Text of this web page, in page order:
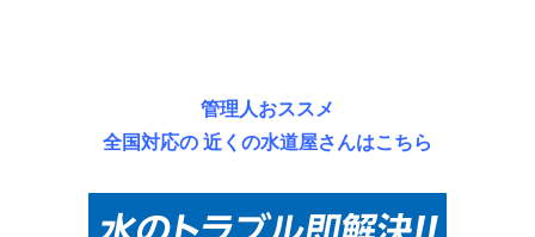
管理人おススメ
全国対応の 近くの水道屋さんはこちら